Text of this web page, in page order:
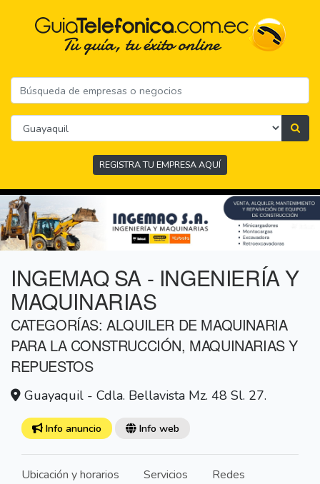
REGISTRA TU EMPRESA AQUÍ
INGEMAQ SA - INGENIERÍA Y
MAQUINARIAS
CATEGORÍAS: ALQUILER DE MAQUINARIA
PARA LA CONSTRUCCIÓN, MAQUINARIAS Y
REPUESTOS
Guayaquil - Cdla. Bellavista Mz. 48 Sl. 27.
Info anuncio Info web
Ubicación y horarios Servicios
Redes